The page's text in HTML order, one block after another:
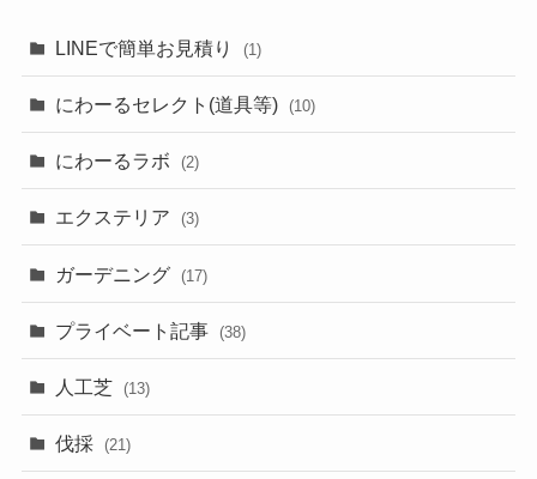
LINEで簡単お見積り (1)
にわーるセレクト(道具等) (10)
にわーるラボ (2)
エクステリア (3)
ガーデニング (17)
プライベート記事 (38)
人工芝 (13)
伐採 (21)